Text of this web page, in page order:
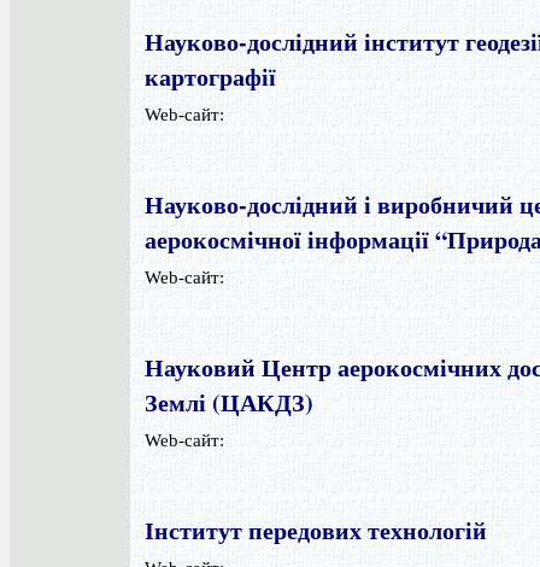
Науково-дослідний інститут
картографії
Web-сайт:
Науково-дослідний і виробничий
аерокосмічної інформації
Web-сайт:
Науковий Центр аерокосмічних
Землі (ЦАКДЗ)
Web-сайт:
Інститут передових технологій